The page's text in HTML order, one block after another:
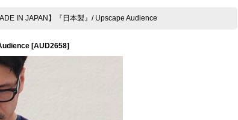
IN JAPAN】『日本製』/ Upscape Audience
[AUD2658]